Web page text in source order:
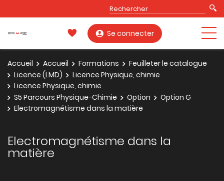
Se connecter
Accueil Accueil Formations
Feuilleter le catalogue
Licence (LMD)
Licence Physique, chimie
Licence Physique, chimie
S5 Parcours Physique-Chimie
Option
Option G
Electromagnétisme dans la matière
Electromagnétisme dans la
matière